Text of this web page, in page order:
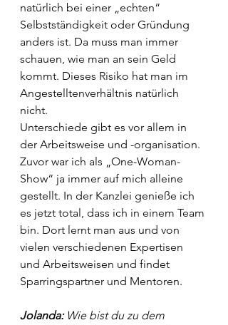
natürlich bei einer „echten“
Selbstständigkeit oder Gründung
anders ist. Da muss man immer
schauen, wie man an sein Geld
kommt. Dieses Risiko hat man im
Angestelltenverhältnis natürlich
nicht.
Unterschiede gibt es vor allem in
der Arbeitsweise und -organisation.
Zuvor war ich als „One-Woman-
Show“ ja immer auf mich alleine
gestellt. In der Kanzlei genieße ich
es jetzt total, dass ich in einem Team
bin. Dort lernt man aus und von
vielen verschiedenen Expertisen
und Arbeitsweisen und findet
Sparringspartner und Mentoren.
Jolanda: Wie bist du zu dem